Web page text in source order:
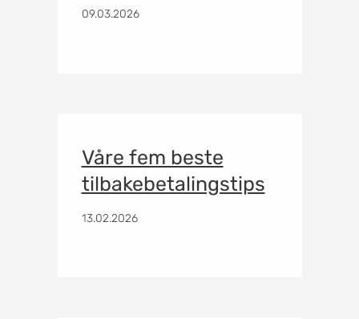
09.03.2026
Våre fem beste
tilbakebetalingstips
13.02.2026